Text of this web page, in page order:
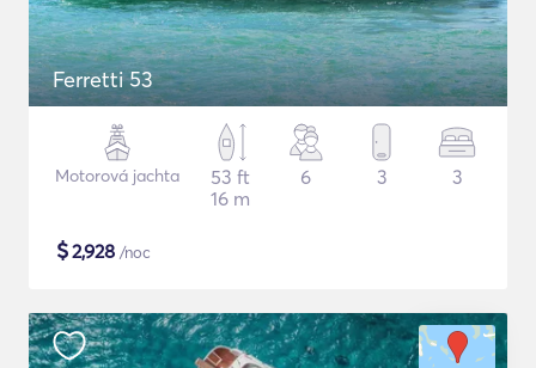
Ferretti 53
Motorová jachta
53 ft
16 m
6 3 3
$2,928 /noc